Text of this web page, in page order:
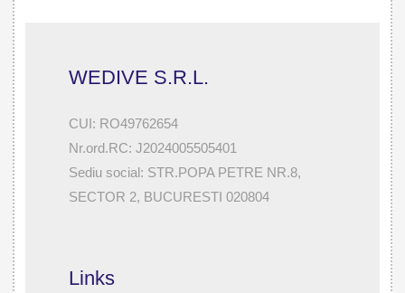
WEDIVE S.R.L.
CUI: RO49762654
Nr.ord.RC: J2024005505401
Sediu social: STR.POPA PETRE NR.8,
SECTOR 2, BUCURESTI 020804
Links